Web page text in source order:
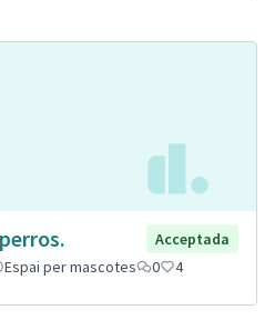
Acceptada
Espai per mascotes 0 4